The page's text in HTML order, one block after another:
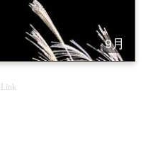
9月
Link